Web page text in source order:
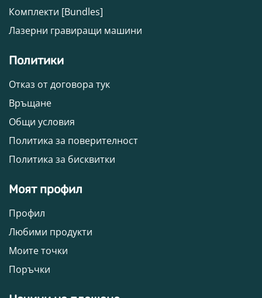
Комплекти [Bundles]
Лазерни гравиращи машини
Политики
Отказ от договора тук
Връщане
Общи условия
Политика за поверителност
Политика за бисквитки
Моят профил
Профил
Любими продукти
Моите точки
Поръчки